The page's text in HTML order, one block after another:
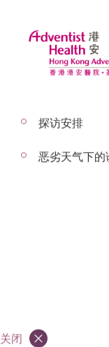
2017年5月
探访安排
恶劣天气下的
关闭